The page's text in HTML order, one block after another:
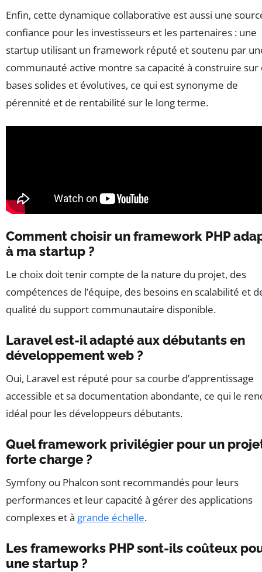
Enfin, cette dynamique collaborative est aussi une
confiance pour les investisseurs et les partenaires : une
startup utilisant un framework réputé et soutenu par
communauté active montre sa capacité à construire sur
bases solides et évolutives, ce qui est synonyme de
pérennité et de rentabilité sur le long terme.
Comment choisir un framework PHP
à ma startup ?
Le choix doit tenir compte de la nature du projet, des
compétences de l’équipe, des besoins en scalabilité et
qualité du support communautaire disponible.
Laravel est-il adapté aux débutants en
développement web ?
Oui, Laravel est réputé pour sa courbe d’apprentissage
accessible et sa documentation abondante, ce qui le
idéal pour les développeurs débutants.
Quel framework privilégier pour un
forte charge ?
Symfony ou Phalcon sont recommandés pour leurs
performances et leur capacité à gérer des applications
complexes et à grande échelle.
Les frameworks PHP sont-ils coûteux
une startup ?